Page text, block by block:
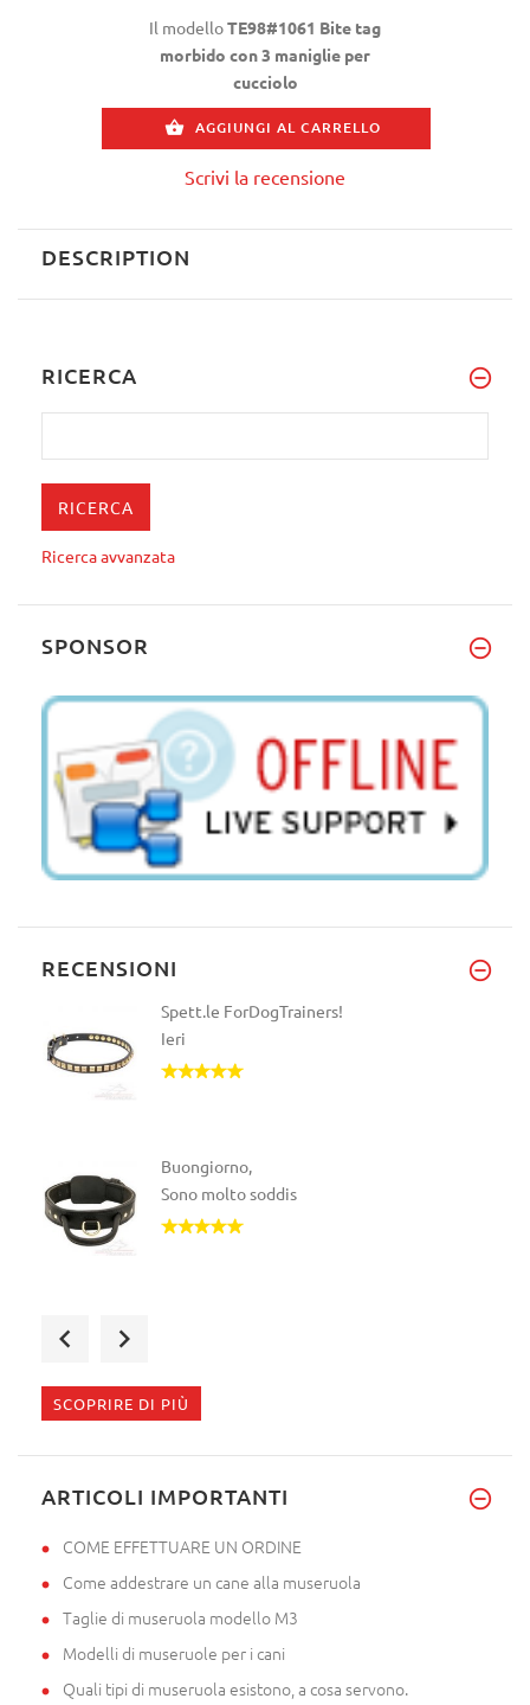
Il modelloTE98#1061 Bite tag
morbido con 3 maniglie per
cucciolo
AGGIUNGI AL CARRELLO
Scrivi la recensione
DESCRIPTION
RICERCA
Ricerca avvanzata
SPONSOR
RECENSIONI
Spett.le ForDogTrainers!
Ieri
Buongiorno,
Sono molto soddis
Ieri
SCOPRIRE DI PIÙ
ARTICOLI IMPORTANTI
COME EFFETTUARE UN ORDINE
Come addestrare un cane alla museruola
Taglie di museruola modello M3
Modelli di museruole per i cani
Quali tipi di museruola esistono, a cosa servono.